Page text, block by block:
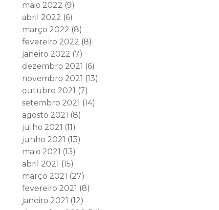
maio 2022 (9)
abril 2022 (6)
março 2022 (8)
fevereiro 2022 (8)
janeiro 2022 (7)
dezembro 2021 (6)
novembro 2021 (13)
outubro 2021 (7)
setembro 2021 (14)
agosto 2021 (8)
julho 2021 (11)
junho 2021 (13)
maio 2021 (13)
abril 2021 (15)
março 2021 (27)
fevereiro 2021 (8)
janeiro 2021 (12)